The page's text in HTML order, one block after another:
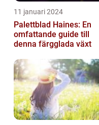
11 januari 2024
Palettblad Haines: En
omfattande guide till
denna färgglada växt